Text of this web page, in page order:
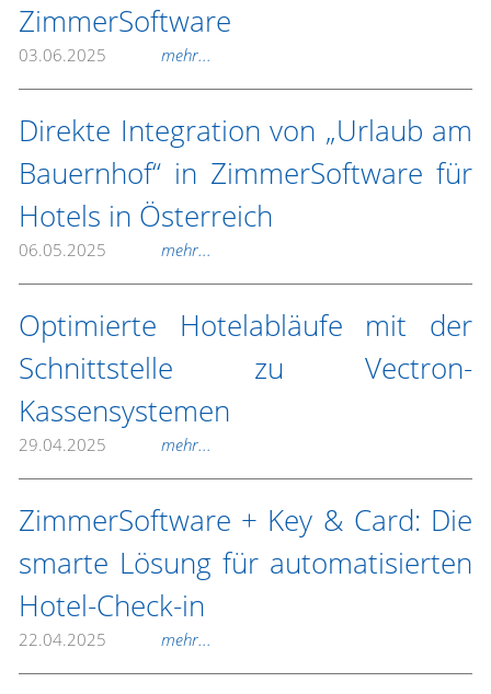
ZimmerSoftware
03.06.2025 mehr...
Direkte Integration von „Urlaub am
Bauernhof“ in ZimmerSoftware für
Hotels in Österreich
06.05.2025 mehr...
Optimierte Hotelabläufe mit der
Schnittstelle zu Vectron-
Kassensystemen
29.04.2025 mehr...
ZimmerSoftware + Key & Card: Die
smarte Lösung für automatisierten
Hotel-Check-in
22.04.2025 mehr...